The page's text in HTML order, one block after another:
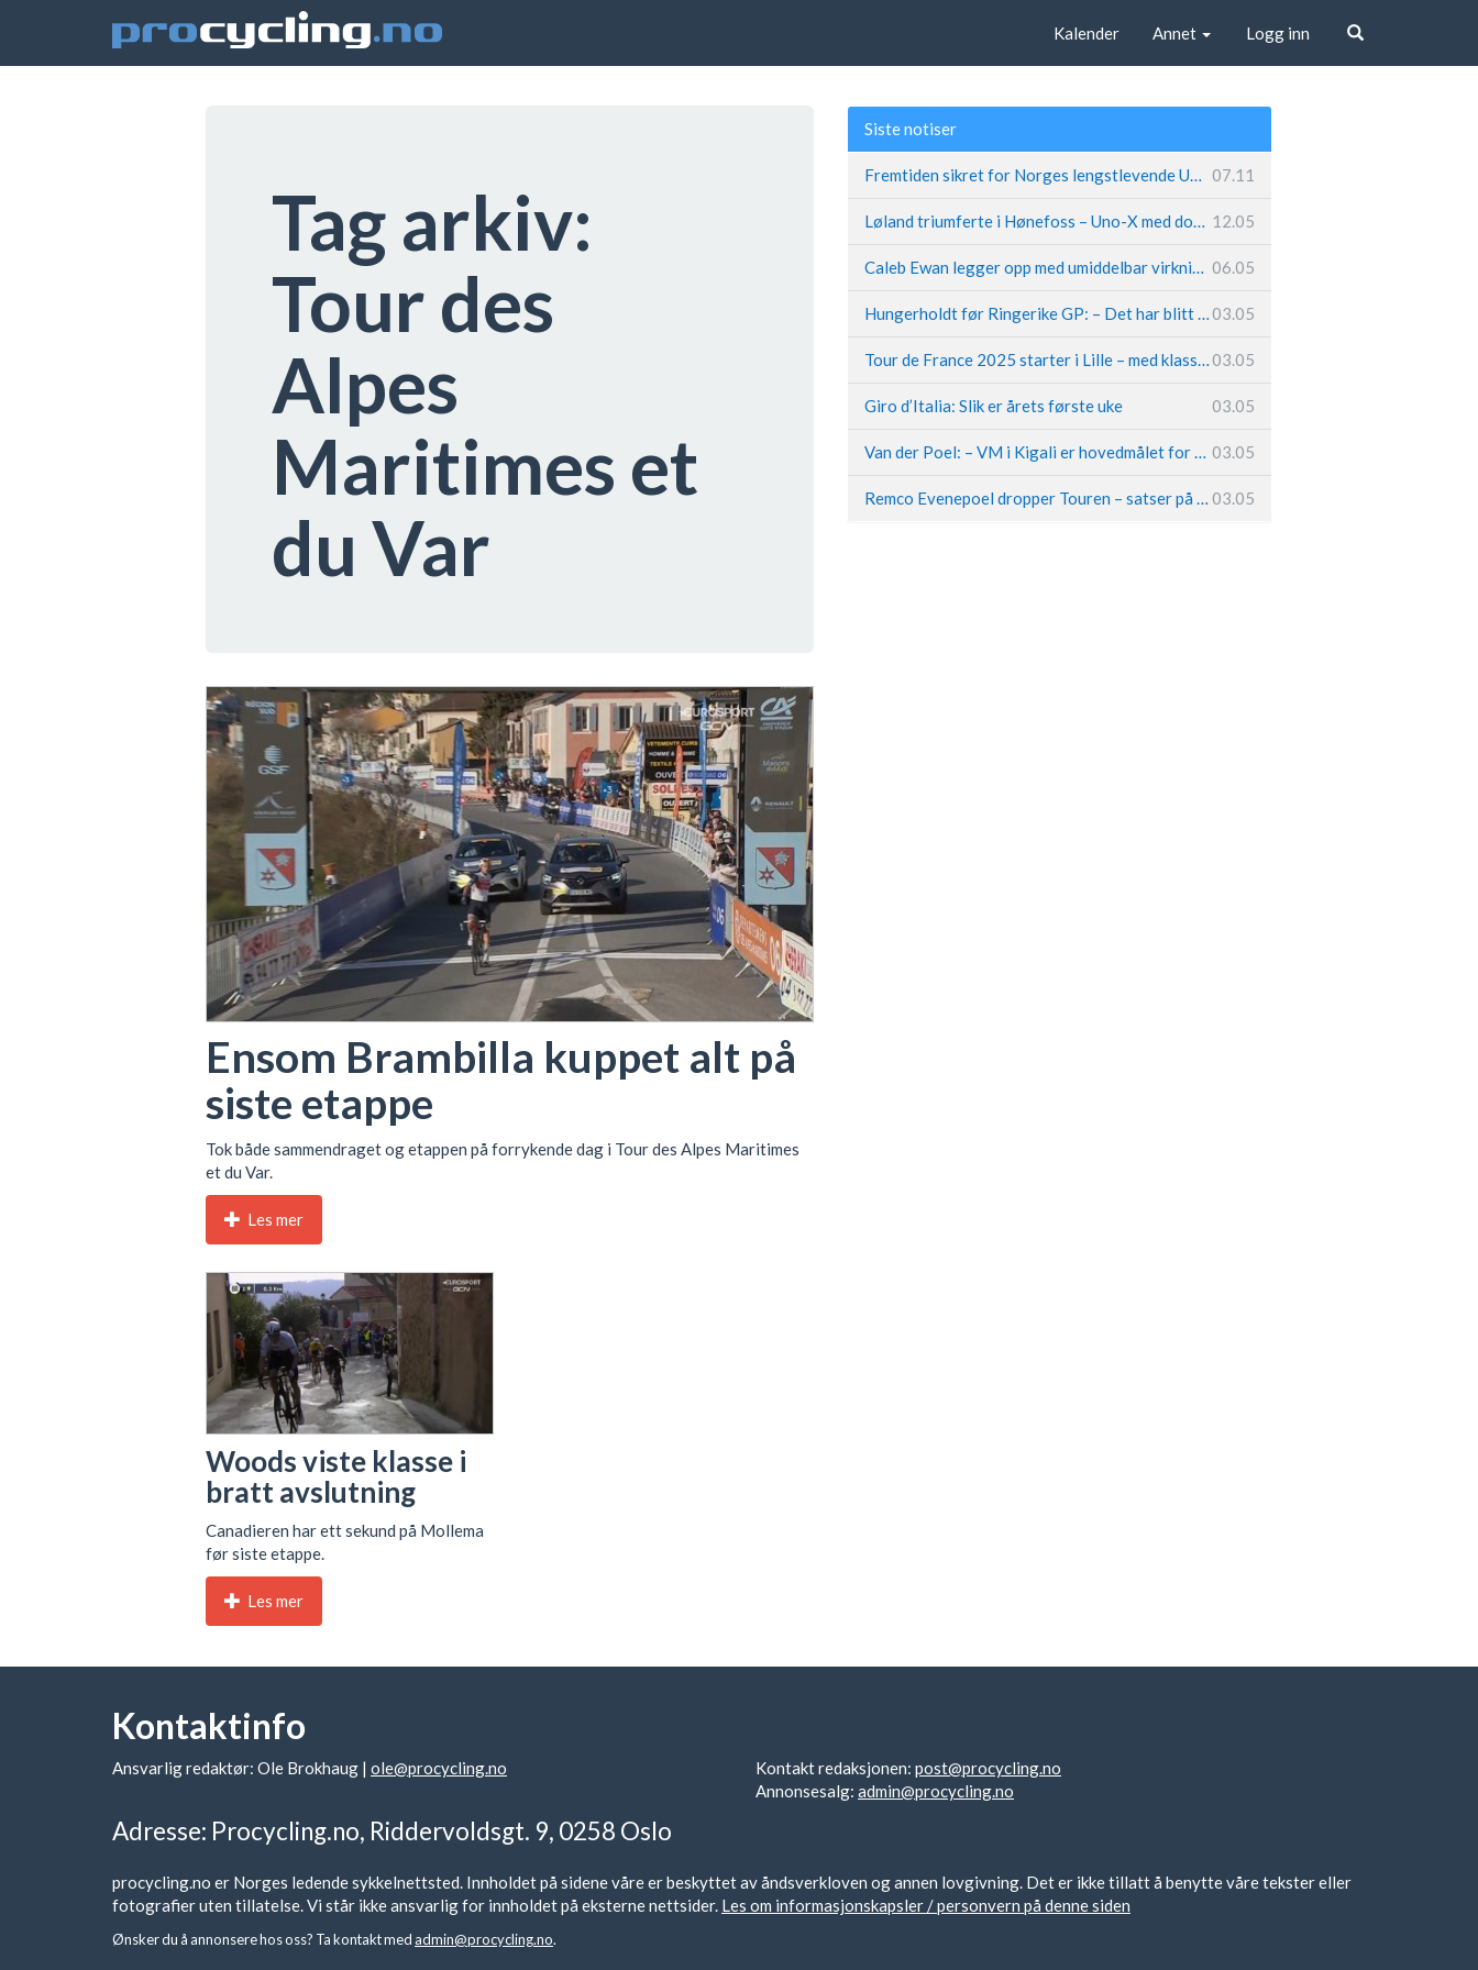
Kalender Annet Logg inn
Tag arkiv:
Tour des
Alpes
Maritimes et
du Var
Ensom Brambilla kuppet alt på
siste etappe
Tok både sammendraget og etappen på forrykende dag i Tour des Alpes Maritimes
et du Var.
Les mer
Woods viste klasse i
bratt avslutning
Canadieren har ett sekund på Mollema
før siste etappe.
Les mer
Siste notiser
Fremtiden sikret for Norges lengstlevende UCI-lag – Kristoff trer inn i sentral rolle 07.11
Løland triumferte i Hønefoss – Uno-X med dobbeltslag på hjemmebane 12.05
Caleb Ewan legger opp med umiddelbar virkning 06.05
Hungerholdt før Ringerike GP: – Det har blitt en livsstil03.05
Tour de France 2025 starter i Lille – med klassikerpreg03.05
Giro d’Italia: Slik er årets første uke 03.05
Van der Poel: – VM i Kigali er hovedmålet for 2025 03.05
Remco Evenepoel dropper Touren – satser på OL og Vueltaen 03.05
Kontaktinfo
Ansvarlig redaktør: Ole Brokhaug | ole@procycling.no Kontakt redaksjonen: post@procycling.no
Annonsesalg: admin@procycling.no
Adresse: Procycling.no, Riddervoldsgt. 9, 0258 Oslo
procycling.no er Norges ledende sykkelnettsted. Innholdet på sidene våre er beskyttet av åndsverkloven og annen lovgivning. Det er ikke tillatt å benytte våre tekster eller
fotografier uten tillatelse. Vi står ikke ansvarlig for innholdet på eksterne nettsider. Les om informasjonskapsler / personvern på denne siden
Ønsker du å annonsere hos oss? Ta kontakt medadmin@procycling.no.